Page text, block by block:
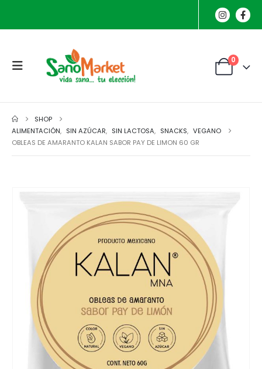
0
SHOP
ALIMENTACIÓN, SIN AZÚCAR, SIN LACTOSA, SNACKS, VEGANO
OBLEAS DE AMARANTO KALAN SABOR PAY DE LIMON 60 GR